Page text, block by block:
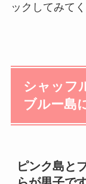
ックしてみてく
シャッフ
ブルー島
ピンク島と